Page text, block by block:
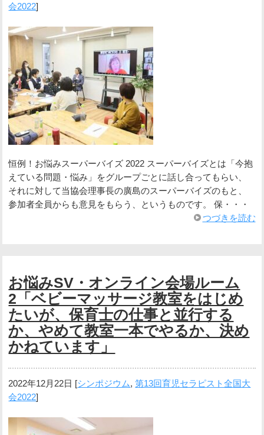
会2022]
恒例！お悩みスーパーバイズ 2022 スーパーバイズとは「今抱
えている問題・悩み」をグループごとに話し合ってもらい、
それに対して当協会理事長の廣島のスーパーバイズのもと、
参加者全員からも意見をもらう、というものです。 保・・・
つづきを読む
お悩みSV・オンライン会場ルーム
2「ベビーマッサージ教室をはじめ
たいが、保育士の仕事と並行する
か、やめて教室一本でやるか、決め
かねています」
2022年12月22日 [シンポジウム,第13回育児セラピスト全国大
会2022]